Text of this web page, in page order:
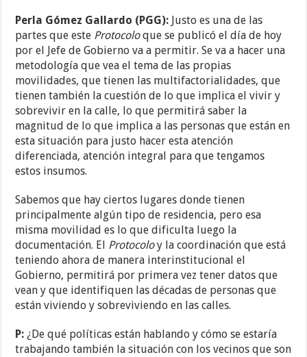
Perla Gómez Gallardo (PGG): Justo es una de las
partes que este Protocoloque se publicó el día de hoy
por el Jefe de Gobierno va a permitir. Se va a hacer una
metodología que vea el tema de las propias
movilidades, que tienen las multifactorialidades, que
tienen también la cuestión de lo que implica el vivir y
sobrevivir en la calle, lo que permitirá saber la
magnitud de lo que implica a las personas que están en
esta situación para justo hacer esta atención
diferenciada, atención integral para que tengamos
estos insumos.
Sabemos que hay ciertos lugares donde tienen
principalmente algún tipo de residencia, pero esa
misma movilidad es lo que dificulta luego la
documentación. El Protocoloy la coordinación que está
teniendo ahora de manera interinstitucional el
Gobierno, permitirá por primera vez tener datos que
vean y que identifiquen las décadas de personas que
están viviendo y sobreviviendo en las calles.
P: ¿De qué políticas están hablando y cómo se estaría
trabajando también la situación con los vecinos que son